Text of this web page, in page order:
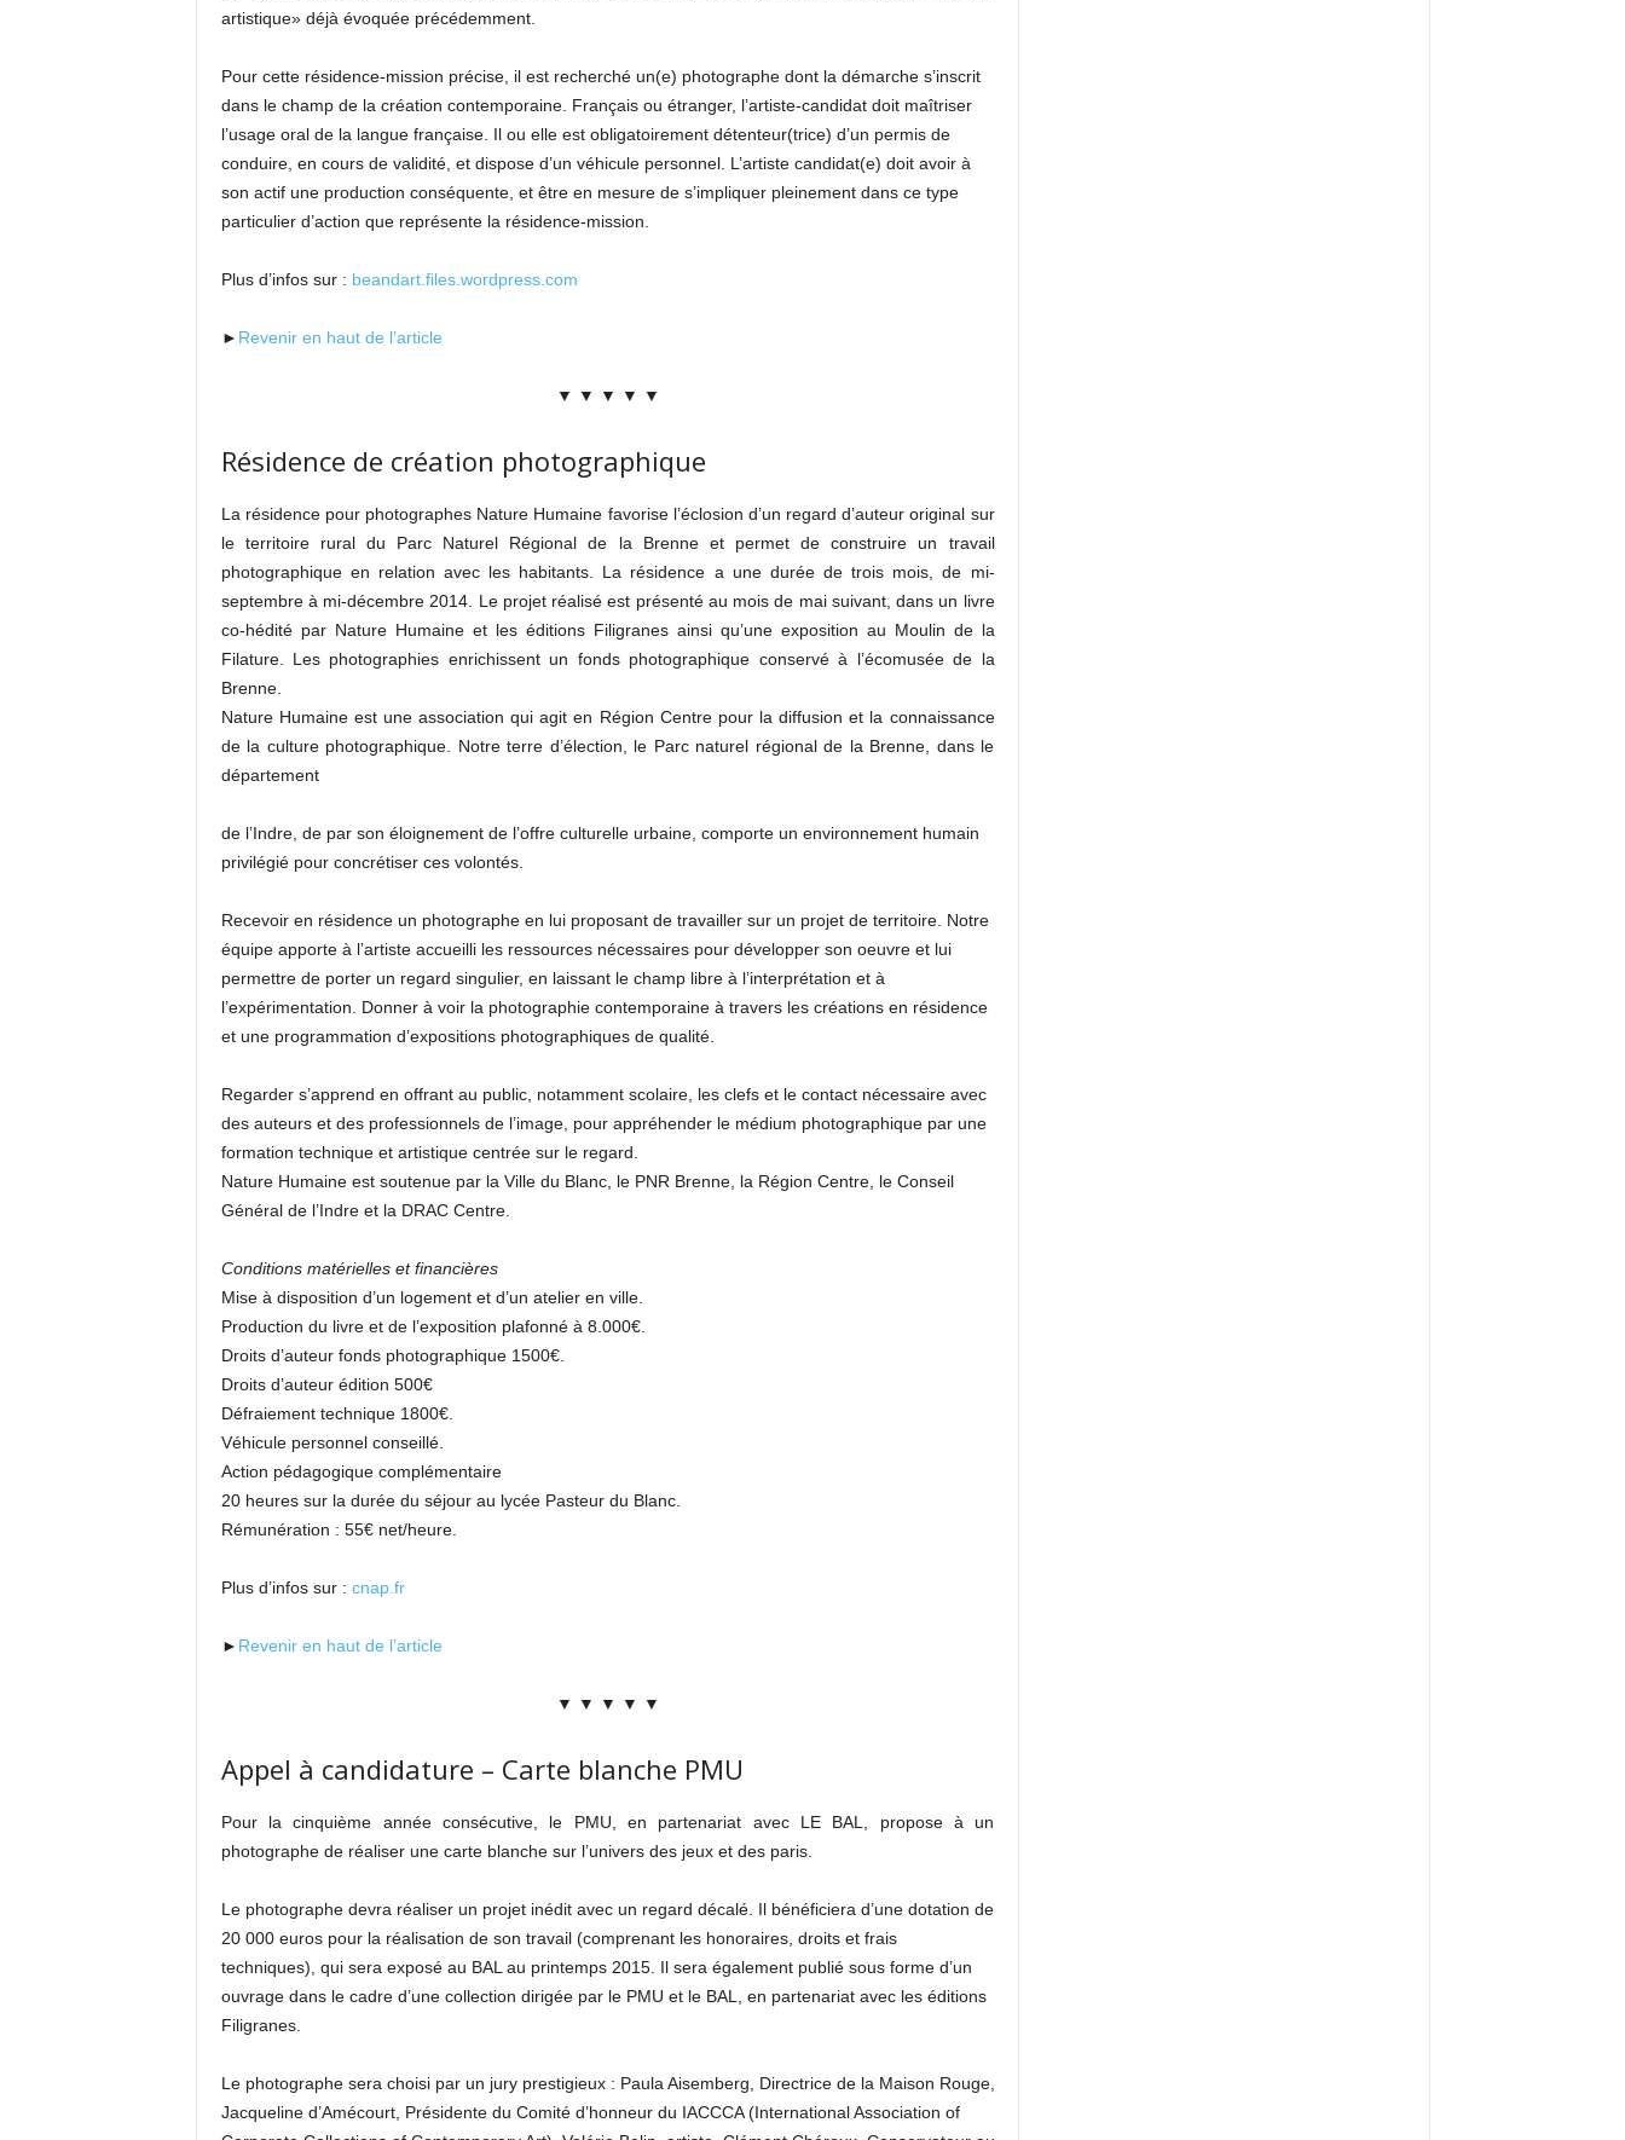
artistique» déjà évoquée précédemment.
Pour cette résidence-mission précise, il est recherché un(e) photographe dont la démarche s’inscrit
dans le champ de la création contemporaine. Français ou étranger, l’artiste-candidat doit maîtriser
l’usage oral de la langue française. Il ou elle est obligatoirement détenteur(trice) d’un permis de
conduire, en cours de validité, et dispose d’un véhicule personnel. L’artiste candidat(e) doit avoir à
son actif une production conséquente, et être en mesure de s’impliquer pleinement dans ce type
particulier d’action que représente la résidence-mission.
Plus d’infos sur : beandart.files.wordpress.com
► Revenir en haut de l’article
▼ ▼ ▼ ▼ ▼
Résidence de création photographique
La résidence pour photographes Nature Humaine favorise l’éclosion d’un regard d’auteur original sur
le territoire rural du Parc Naturel Régional de la Brenne et permet de construire un travail
photographique en relation avec les habitants. La résidence a une durée de trois mois, de mi-
septembre à mi-décembre 2014. Le projet réalisé est présenté au mois de mai suivant, dans un livre
co-hédité par Nature Humaine et les éditions Filigranes ainsi qu’une exposition au Moulin de la
Filature. Les photographies enrichissent un fonds photographique conservé à l’écomusée de la
Brenne.
Nature Humaine est une association qui agit en Région Centre pour la diffusion et la connaissance
de la culture photographique. Notre terre d’élection, le Parc naturel régional de la Brenne, dans le
département
de l’Indre, de par son éloignement de l’offre culturelle urbaine, comporte un environnement humain
privilégié pour concrétiser ces volontés.
Recevoir en résidence un photographe en lui proposant de travailler sur un projet de territoire. Notre
équipe apporte à l’artiste accueilli les ressources nécessaires pour développer son oeuvre et lui
permettre de porter un regard singulier, en laissant le champ libre à l’interprétation et à
l’expérimentation. Donner à voir la photographie contemporaine à travers les créations en résidence
et une programmation d’expositions photographiques de qualité.
Regarder s’apprend en offrant au public, notamment scolaire, les clefs et le contact nécessaire avec
des auteurs et des professionnels de l’image, pour appréhender le médium photographique par une
formation technique et artistique centrée sur le regard.
Nature Humaine est soutenue par la Ville du Blanc, le PNR Brenne, la Région Centre, le Conseil
Général de l’Indre et la DRAC Centre.
Conditions matérielles et financières
Mise à disposition d’un logement et d’un atelier en ville.
Production du livre et de l’exposition plafonné à 8.000€.
Droits d’auteur fonds photographique 1500€.
Droits d’auteur édition 500€
Défraiement technique 1800€.
Véhicule personnel conseillé.
Action pédagogique complémentaire
20 heures sur la durée du séjour au lycée Pasteur du Blanc.
Rémunération : 55€ net/heure.
Plus d’infos sur : cnap.fr
► Revenir en haut de l’article
▼ ▼ ▼ ▼ ▼
Appel à candidature – Carte blanche PMU
Pour la cinquième année consécutive, le PMU, en partenariat avec LE BAL, propose à un
photographe de réaliser une carte blanche sur l’univers des jeux et des paris.
Le photographe devra réaliser un projet inédit avec un regard décalé. Il bénéficiera d’une dotation de
20 000 euros pour la réalisation de son travail (comprenant les honoraires, droits et frais
techniques), qui sera exposé au BAL au printemps 2015. Il sera également publié sous forme d’un
ouvrage dans le cadre d’une collection dirigée par le PMU et le BAL, en partenariat avec les éditions
Filigranes.
Le photographe sera choisi par un jury prestigieux : Paula Aisemberg, Directrice de la Maison Rouge,
Jacqueline d’Amécourt, Présidente du Comité d’honneur du IACCCA (International Association of